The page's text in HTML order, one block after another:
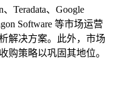
Teradata、Google
Software 等市场运营
解决方案。此外，市场
购策略以巩固其地位。